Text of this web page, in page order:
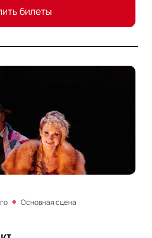
билеты
Основная сцена